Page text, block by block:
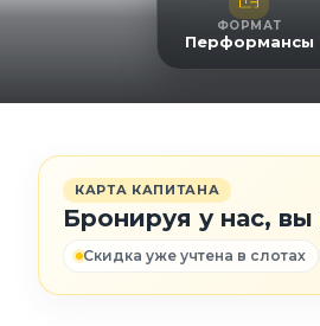
ФОРМАТ
Перформансы
КАРТА КАПИТАНА
Бронируя у нас,
Скидка уже учтена в слотах